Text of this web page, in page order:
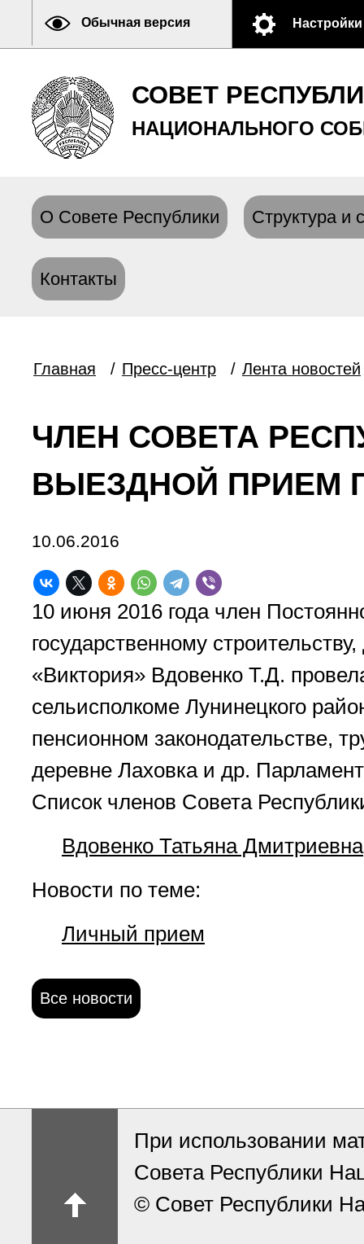
Обычная версия Настройки
СОВЕТ
НАЦИОНАЛЬНОГО
О Совете Республики Структура и
Контакты
Главная / Пресс-центр / Лента новостей
ЧЛЕН СОВЕТА
ВЫЕЗДНОЙ ПРИЕМ
10.06.2016
10 июня 2016 года член
государственному
«Виктория» Вдовенко Т.Д.
сельисполкоме Лунинецкого
пенсионном законодательстве,
деревне Лаховка и др.
Список членов Совета
Вдовенко Татьяна Дмитриевна
Новости по теме:
Личный прием
Все новости
При использовании
Совета Республики
© Совет Республики